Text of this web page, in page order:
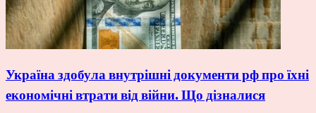
Україна здобула внутрішні документи рф про їхні
економічні втрати від війни. Що дізналися